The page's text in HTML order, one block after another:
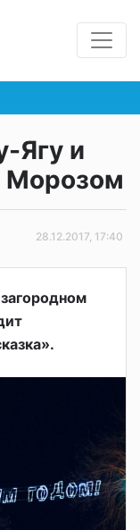
Ягу и
Морозом
28.12.2017, 17:40